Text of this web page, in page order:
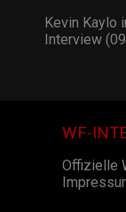
Kevin Kaylo
Interview
WF-
Offizielle